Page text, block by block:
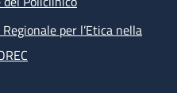
per l’Etica nella